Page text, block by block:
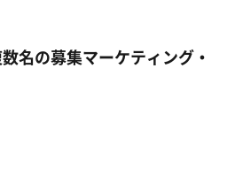
名の募集マーケティング・